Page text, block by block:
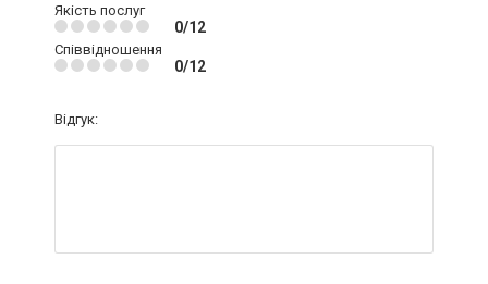
Якість послуг
0/12
Співвідношення
0/12
Відгук: